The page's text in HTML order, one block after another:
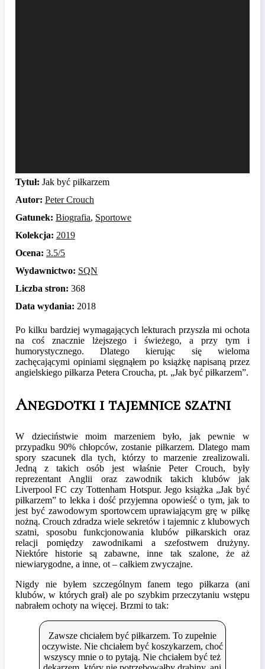
Tytuł: Jak być piłkarzem
Autor: Peter Crouch
Gatunek: Biografia, Sportowe
Kolekcja: 2019
Ocena: 3.5/5
Wydawnictwo: SQN
Liczba stron: 368
Data wydania: 2018
Po kilku bardziej wymagających lekturach przyszła mi ochota
na coś znacznie lżejszego i świeżego, a przy tym i
humorystycznego. Dlatego kierując się wieloma
zachęcającymi opiniami sięgnąłem po książkę napisaną przez
angielskiego piłkarza Petera Croucha, pt. „Jak być piłkarzem”.
Anegdotki i tajemnice szatni
W dzieciństwie moim marzeniem było, jak pewnie w
przypadku 90% chłopców, zostanie piłkarzem. Dlatego mam
spory szacunek dla tych, którzy to marzenie zrealizowali.
Jedną z takich osób jest właśnie Peter Crouch, były
reprezentant Anglii oraz zawodnik takich klubów jak
Liverpool FC czy Tottenham Hotspur. Jego książka „Jak być
piłkarzem” to lekka i dość przyjemna opowieść o tym, jak to
jest być zawodowym sportowcem uprawiającym grę w piłkę
nożną. Crouch zdradza wiele sekretów i tajemnic z klubowych
szatni, sposobu funkcjonowania klubów piłkarskich oraz
relacji pomiędzy zawodnikami a szefostwem drużyny.
Niektóre historie są zabawne, inne tak szalone, że aż
niewiarygodne, a inne, ot – całkiem zwyczajne.
Nigdy nie byłem szczególnym fanem tego piłkarza (ani
klubów, w których grał) ale po szybkim przeczytaniu wstępu
nabrałem ochoty na więcej. Brzmi to tak:
Zawsze chciałem być piłkarzem. To zupełnie
oczywiste. Nie chciałem być koszykarzem, choć
wszyscy mnie o to pytają. Nie chciałem być też